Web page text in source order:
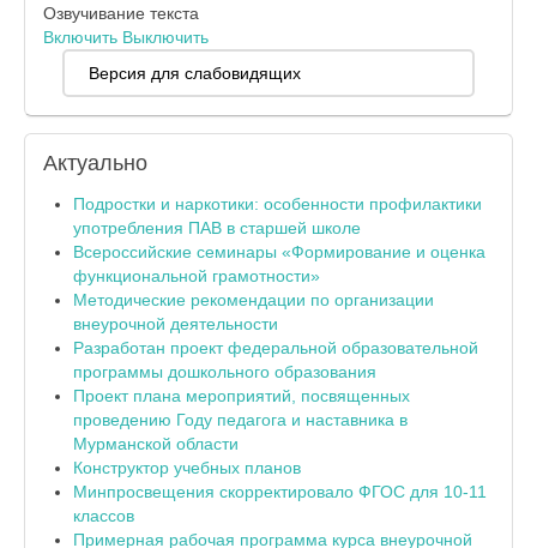
Озвучивание текста
Включить Выключить
Версия для слабовидящих
Актуально
Подростки и наркотики: особенности профилактики
употребления ПАВ в старшей школе
Всероссийские семинары «Формирование и оценка
функциональной грамотности»
Методические рекомендации по организации
внеурочной деятельности
Разработан проект федеральной образовательной
программы дошкольного образования
Проект плана мероприятий, посвященных
проведению Году педагога и наставника в
Мурманской области
Конструктор учебных планов
Минпросвещения скорректировало ФГОС для 10-11
классов
Примерная рабочая программа курса внеурочной